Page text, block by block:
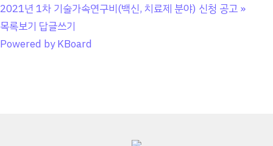
2021년 1차 기술가속연구비(백신, 치료제 분야) 신청 공고 »
목록보기 답글쓰기
Powered by KBoard